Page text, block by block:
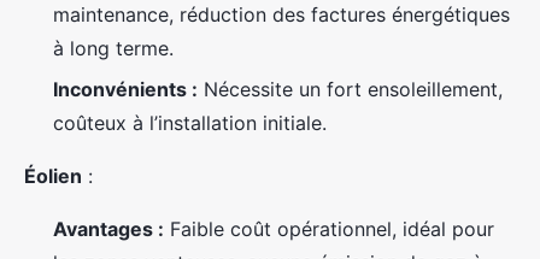
maintenance, réduction des factures énergétiques
à long terme.
Inconvénients : Nécessite un fort ensoleillement,
coûteux à l’installation initiale.
Éolien :
Avantages : Faible coût opérationnel, idéal pour